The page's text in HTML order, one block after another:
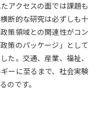
施プログラムから探す
アクセスの面では課題も
断的な研究は必ずしも十
策領域との関連性がコン
策のパッケージ」として
た。交通、産業、福祉、
ーに至るまで、社会実験
のです。